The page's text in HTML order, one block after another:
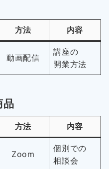
方法 内容
動画配信
講座の
開業方法
品
方法 内容
Zoom
個別での
相談会